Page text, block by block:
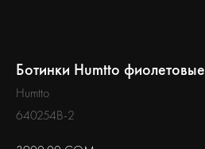
Ботинки Humtto фиолетовые
Humtto
640254B-2